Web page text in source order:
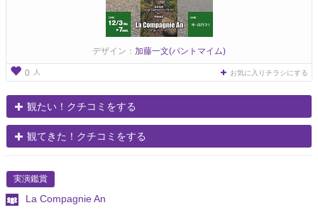
デザイン： 加藤一文(パントマイム)
0 人 お気に入りチラシにする
観たい！クチコミをする
観てきた！クチコミをする
実演鑑賞
La Compagnie An